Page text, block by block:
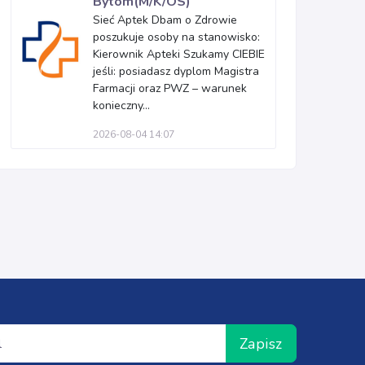
Sieć Aptek Dbam o Zdrowie
poszukuje osoby na stanowisko:
Kierownik Apteki Szukamy CIEBIE
jeśli: posiadasz dyplom Magistra
Farmacji oraz PWZ – warunek
konieczny...
2026-08-04 14:07
Zapisz